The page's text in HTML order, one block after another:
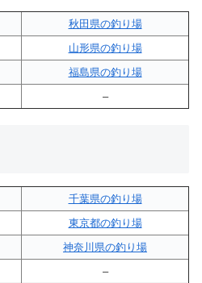
秋田県の釣り場
山形県の釣り場
福島県の釣り場
–
千葉県の釣り場
東京都の釣り場
神奈川県の釣り場
–